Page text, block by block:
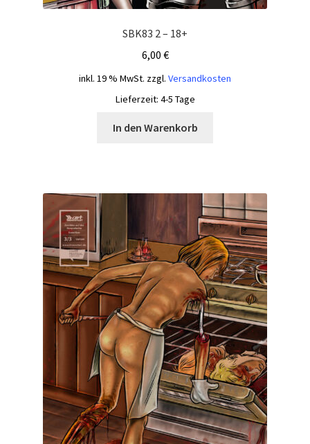
SBK83 2 – 18+
6,00 €
inkl. 19 % MwSt. zzgl. Versandkosten
Lieferzeit: 4-5 Tage
In den Warenkorb